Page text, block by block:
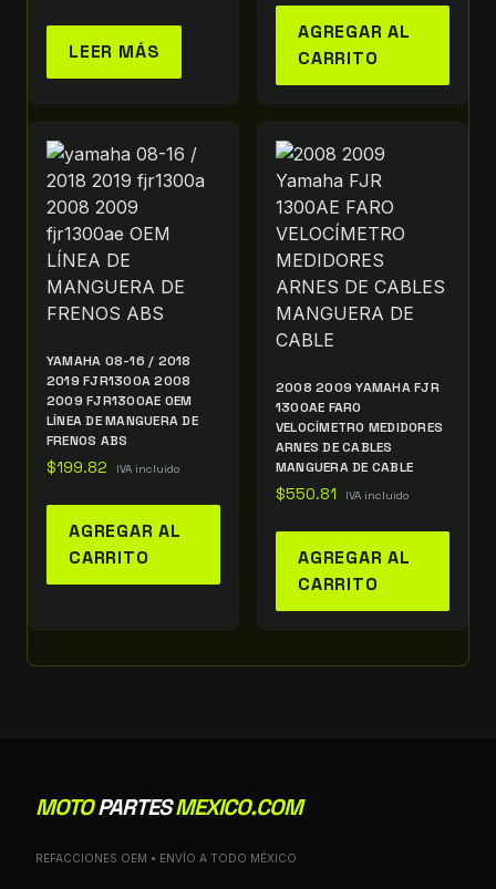
LEER MÁS
AGREGAR AL
CARRITO
YAMAHA 08-16 / 2018
2019 FJR1300A 2008
2009 FJR1300AE OEM
LÍNEA DE MANGUERA DE
FRENOS ABS
$199.82 IVA incluido
AGREGAR AL
CARRITO
2008 2009 YAMAHA FJR
1300AE FARO
VELOCÍMETRO MEDIDORES
ARNES DE CABLES
MANGUERA DE CABLE
$550.81 IVA incluido
AGREGAR AL
CARRITO
MOTOPARTESMEXICO.COM
REFACCIONES OEM • ENVÍO A TODO MÉXICO